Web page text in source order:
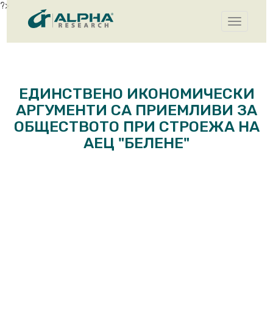
Toggle
?>
ЕДИНСТВЕНО ИКОНОМИЧЕСКИ
АРГУМЕНТИ СА ПРИЕМЛИВИ ЗА
ОБЩЕСТВОТО ПРИ СТРОЕЖА НА
АЕЦ "БЕЛЕНЕ"